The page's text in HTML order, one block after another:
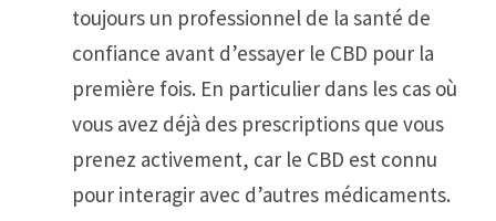
toujours un professionnel de la santé de
confiance avant d’essayer le CBD pour la
première fois. En particulier dans les cas où
vous avez déjà des prescriptions que vous
prenez activement, car le CBD est connu
pour interagir avec d’autres médicaments.